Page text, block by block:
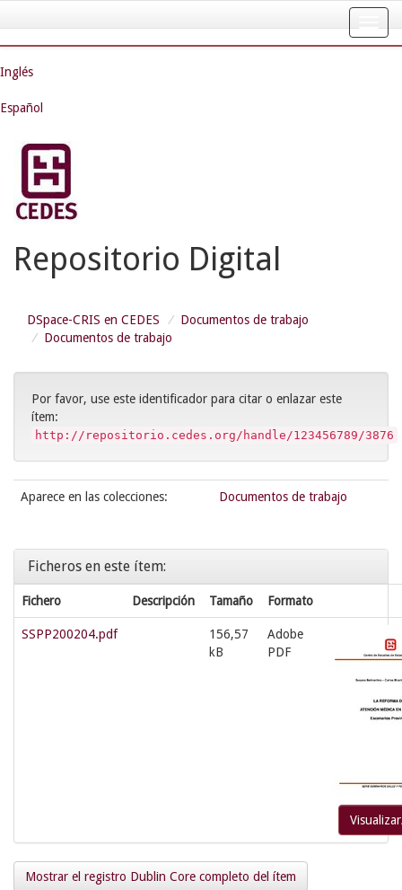
navigation
Inglés
Español
Repositorio Digital
DSpace-CRIS en CEDES
Documentos de trabajo
Documentos de trabajo
Por favor, use este identificador para citar o enlazar este
ítem:
http://repositorio.cedes.org/handle/123456789/3876
Aparece en las colecciones: Documentos de trabajo
Ficheros en este ítem:
Fichero Descripción Tamaño Formato
SSPP200204.pdf
156,57
kB
Adobe
PDF
Mostrar el registro Dublin Core completo del ítem